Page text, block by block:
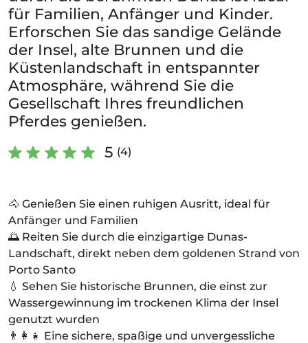
für Familien, Anfänger und Kinder.
Erforschen Sie das sandige Gelände
der Insel, alte Brunnen und die
Küstenlandschaft in entspannter
Atmosphäre, während Sie die
Gesellschaft Ihres freundlichen
Pferdes genießen.
5 (4)
🐴 Genießen Sie einen ruhigen Ausritt, ideal für
Anfänger und Familien
🌅 Reiten Sie durch die einzigartige Dunas-
Landschaft, direkt neben dem goldenen Strand von
Porto Santo
💧 Sehen Sie historische Brunnen, die einst zur
Wassergewinnung im trockenen Klima der Insel
genutzt wurden
👨‍👩‍👧 Eine sichere, spaßige und unvergessliche